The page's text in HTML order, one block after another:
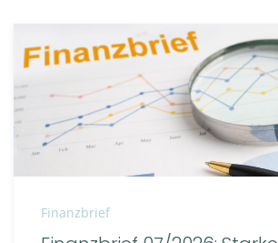
Finanzbrief